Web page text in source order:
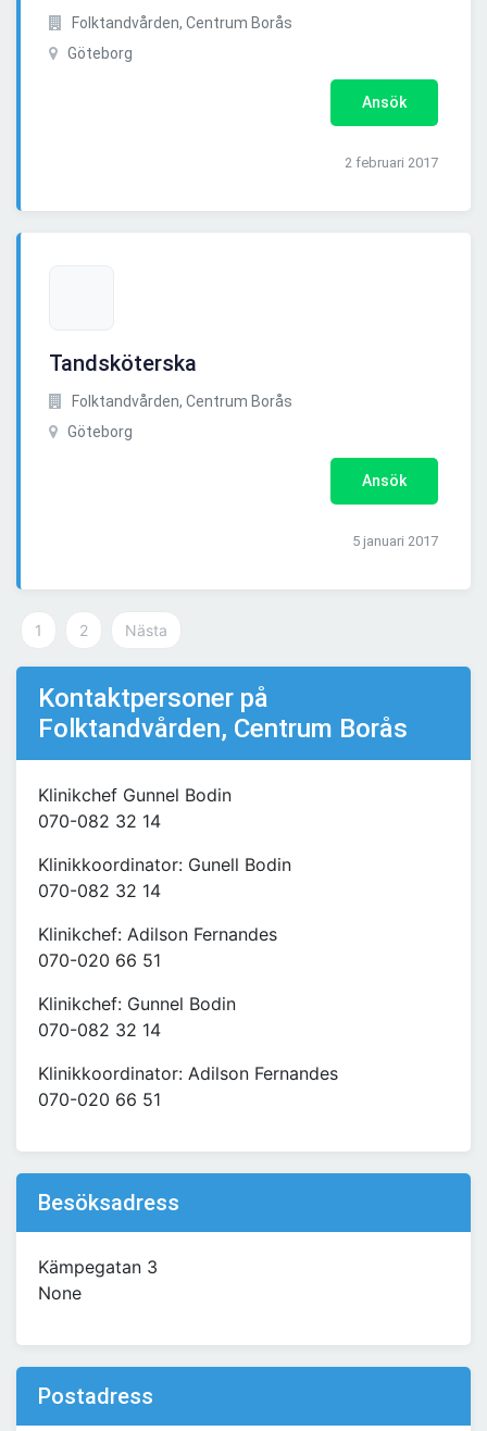
Folktandvården, Centrum Borås
Göteborg
Ansök
2 februari 2017
Tandsköterska
Folktandvården, Centrum Borås
Göteborg
Ansök
5 januari 2017
1 2 Nästa
Kontaktpersoner på
Folktandvården, Centrum Borås
Klinikchef Gunnel Bodin
070-082 32 14
Klinikkoordinator: Gunell Bodin
070-082 32 14
Klinikchef: Adilson Fernandes
070-020 66 51
Klinikchef: Gunnel Bodin
070-082 32 14
Klinikkoordinator: Adilson Fernandes
070-020 66 51
Besöksadress
Kämpegatan 3
None
Postadress